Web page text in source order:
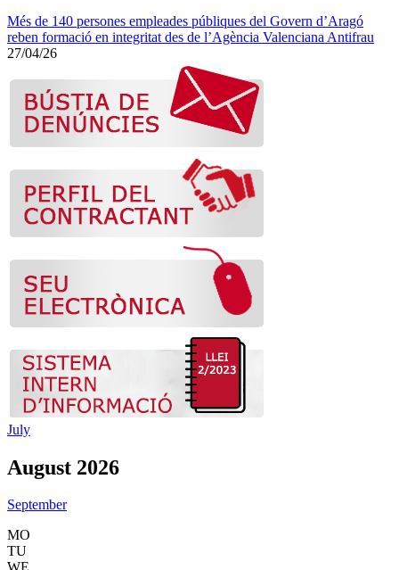
Més de 140 persones empleades públiques del Govern d’Aragó
reben formació en integritat des de l’Agència Valenciana Antifrau
27/04/26
July
August 2026
September
MO
TU